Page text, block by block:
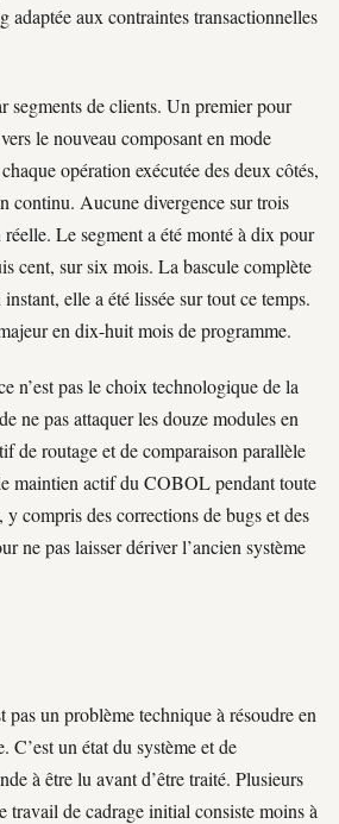
adaptée aux contraintes transactionnelles
segments de clients. Un premier pour
le nouveau composant en mode
opération exécutée des deux côtés,
continu. Aucune divergence sur trois
Le segment a été monté à dix pour
cent, sur six mois. La bascule complète
elle a été lissée sur tout ce temps.
en dix-huit mois de programme.
n’est pas le choix technologique de la
ne pas attaquer les douze modules en
de routage et de comparaison parallèle
maintien actif du COBOL pendant toute
compris des corrections de bugs et des
ne pas laisser dériver l’ancien système
pas un problème technique à résoudre en
C’est un état du système et de
à être lu avant d’être traité. Plusieurs
travail de cadrage initial consiste moins à